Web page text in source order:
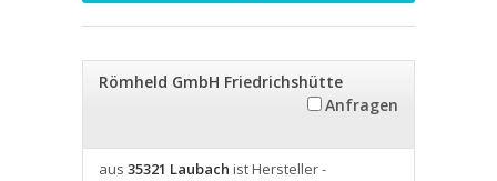
Römheld GmbH Friedrichshütte
Anfragen
aus 35321 Laubach ist Hersteller -